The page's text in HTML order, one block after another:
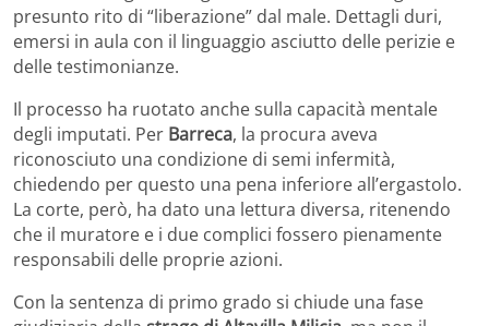
presunto rito di “liberazione” dal male. Dettagli duri,
emersi in aula con il linguaggio asciutto delle perizie e
delle testimonianze.
Il processo ha ruotato anche sulla capacità mentale
degli imputati. Per Barreca, la procura aveva
riconosciuto una condizione di semi infermità,
chiedendo per questo una pena inferiore all’ergastolo.
La corte, però, ha dato una lettura diversa, ritenendo
che il muratore e i due complici fossero pienamente
responsabili delle proprie azioni.
Con la sentenza di primo grado si chiude una fase